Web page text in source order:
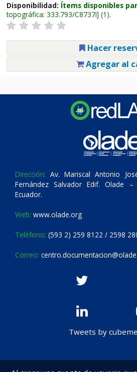
Disponibilidad: Ítems disponibles
topográfica: 333.793/C8737i (1).
Hacer
Agregar al
Dirección: Av. Mariscal Antonio
Fernández Salvador Edif. Olade
Ecuador.
Web: www.olade.org
Teléfono: (593 2) 259 8122 / 2598
Correo:
Tweets by